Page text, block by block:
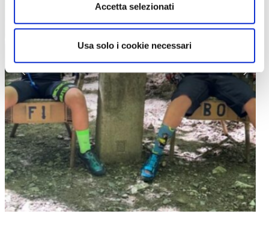
Accetta selezionati
Usa solo i cookie necessari
Il cippo in mezzo divide Bologna da Firenze (foto Via degli Dei)